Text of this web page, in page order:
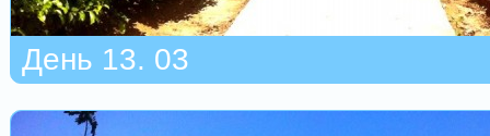
День 13. 03